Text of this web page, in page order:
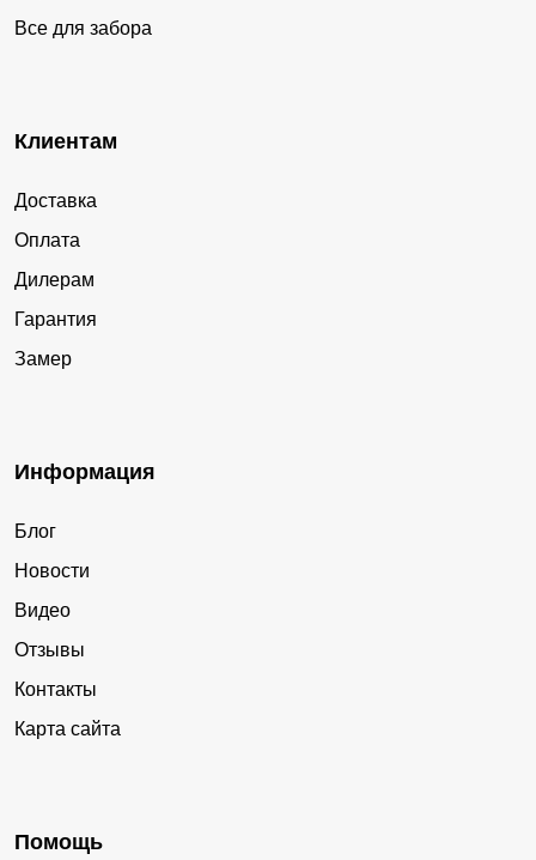
Все для забора
Клиентам
Доставка
Оплата
Дилерам
Гарантия
Замер
Информация
Блог
Новости
Видео
Отзывы
Контакты
Карта сайта
Помощь